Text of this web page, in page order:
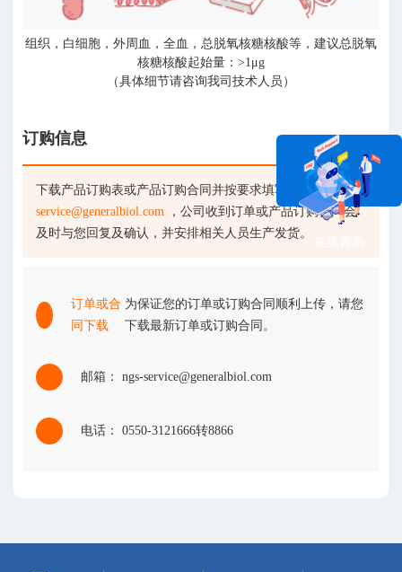
组织，白细胞，外周血，全血，总脱氧核糖核酸等，建议总脱氧
核糖核酸起始量：>1μg
（具体细节请咨询我司技术人员）
订购信息
下载产品订购表或产品订购合同并按要求填写后发送至ngs-
service@generalbiol.com ，公司收到订单或产品订购合同会
及时与您回复及确认，并安排相关人员生产发货。
订单或合
同下载
为保证您的订单或订购合同顺利上传，请您
下载最新订单或订购合同。
邮箱： ngs-service@generalbiol.com
电话： 0550-3121666转8866